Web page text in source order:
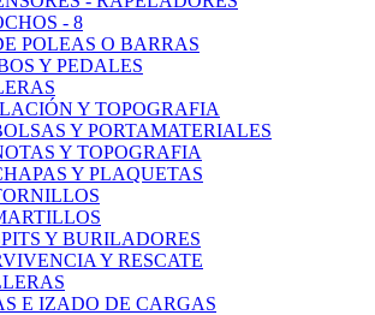
- 8
POLEAS O BARRAS
Y PEDALES
Y TOPOGRAFIA
Y PORTAMATERIALES
Y TOPOGRAFIA
Y PLAQUETAS
Y BURILADORES
Y RESCATE
E IZADO DE CARGAS